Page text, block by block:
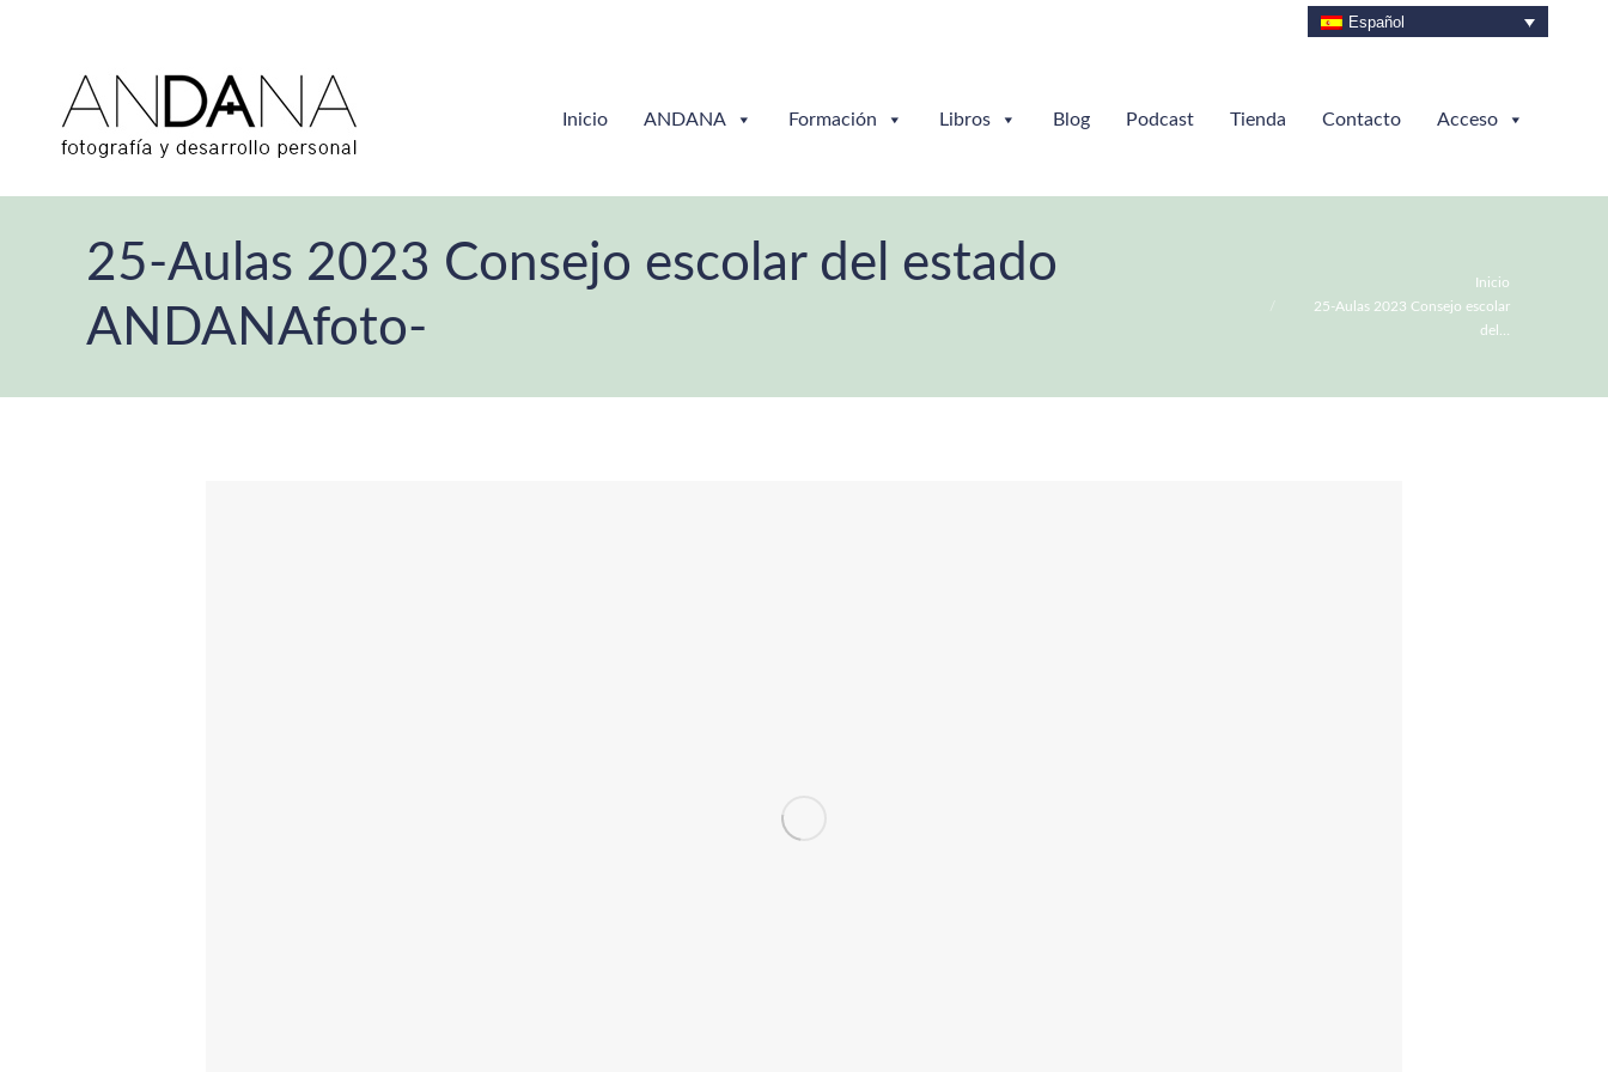
Español
Inicio ANDANA Formación Libros Blog Podcast Tienda Contacto Acceso
25-Aulas 2023 Consejo escolar del estado
ANDANAfoto-
Inicio
25-Aulas 2023 Consejo escolar
del…